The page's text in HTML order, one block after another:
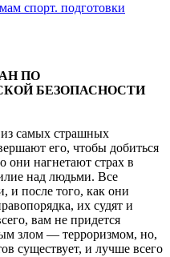
спорт. подготовки
ПО
БЕЗОПАСНОСТИ
самых страшных
его, чтобы добиться
они нагнетают страх в
над людьми. Все
и после того, как они
их судят и
вам не придется
злом — терроризмом, но,
существует, и лучше всего